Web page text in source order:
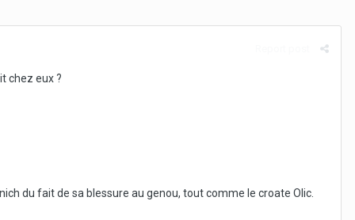
chez eux ?
du fait de sa blessure au genou, tout comme le croate Olic.